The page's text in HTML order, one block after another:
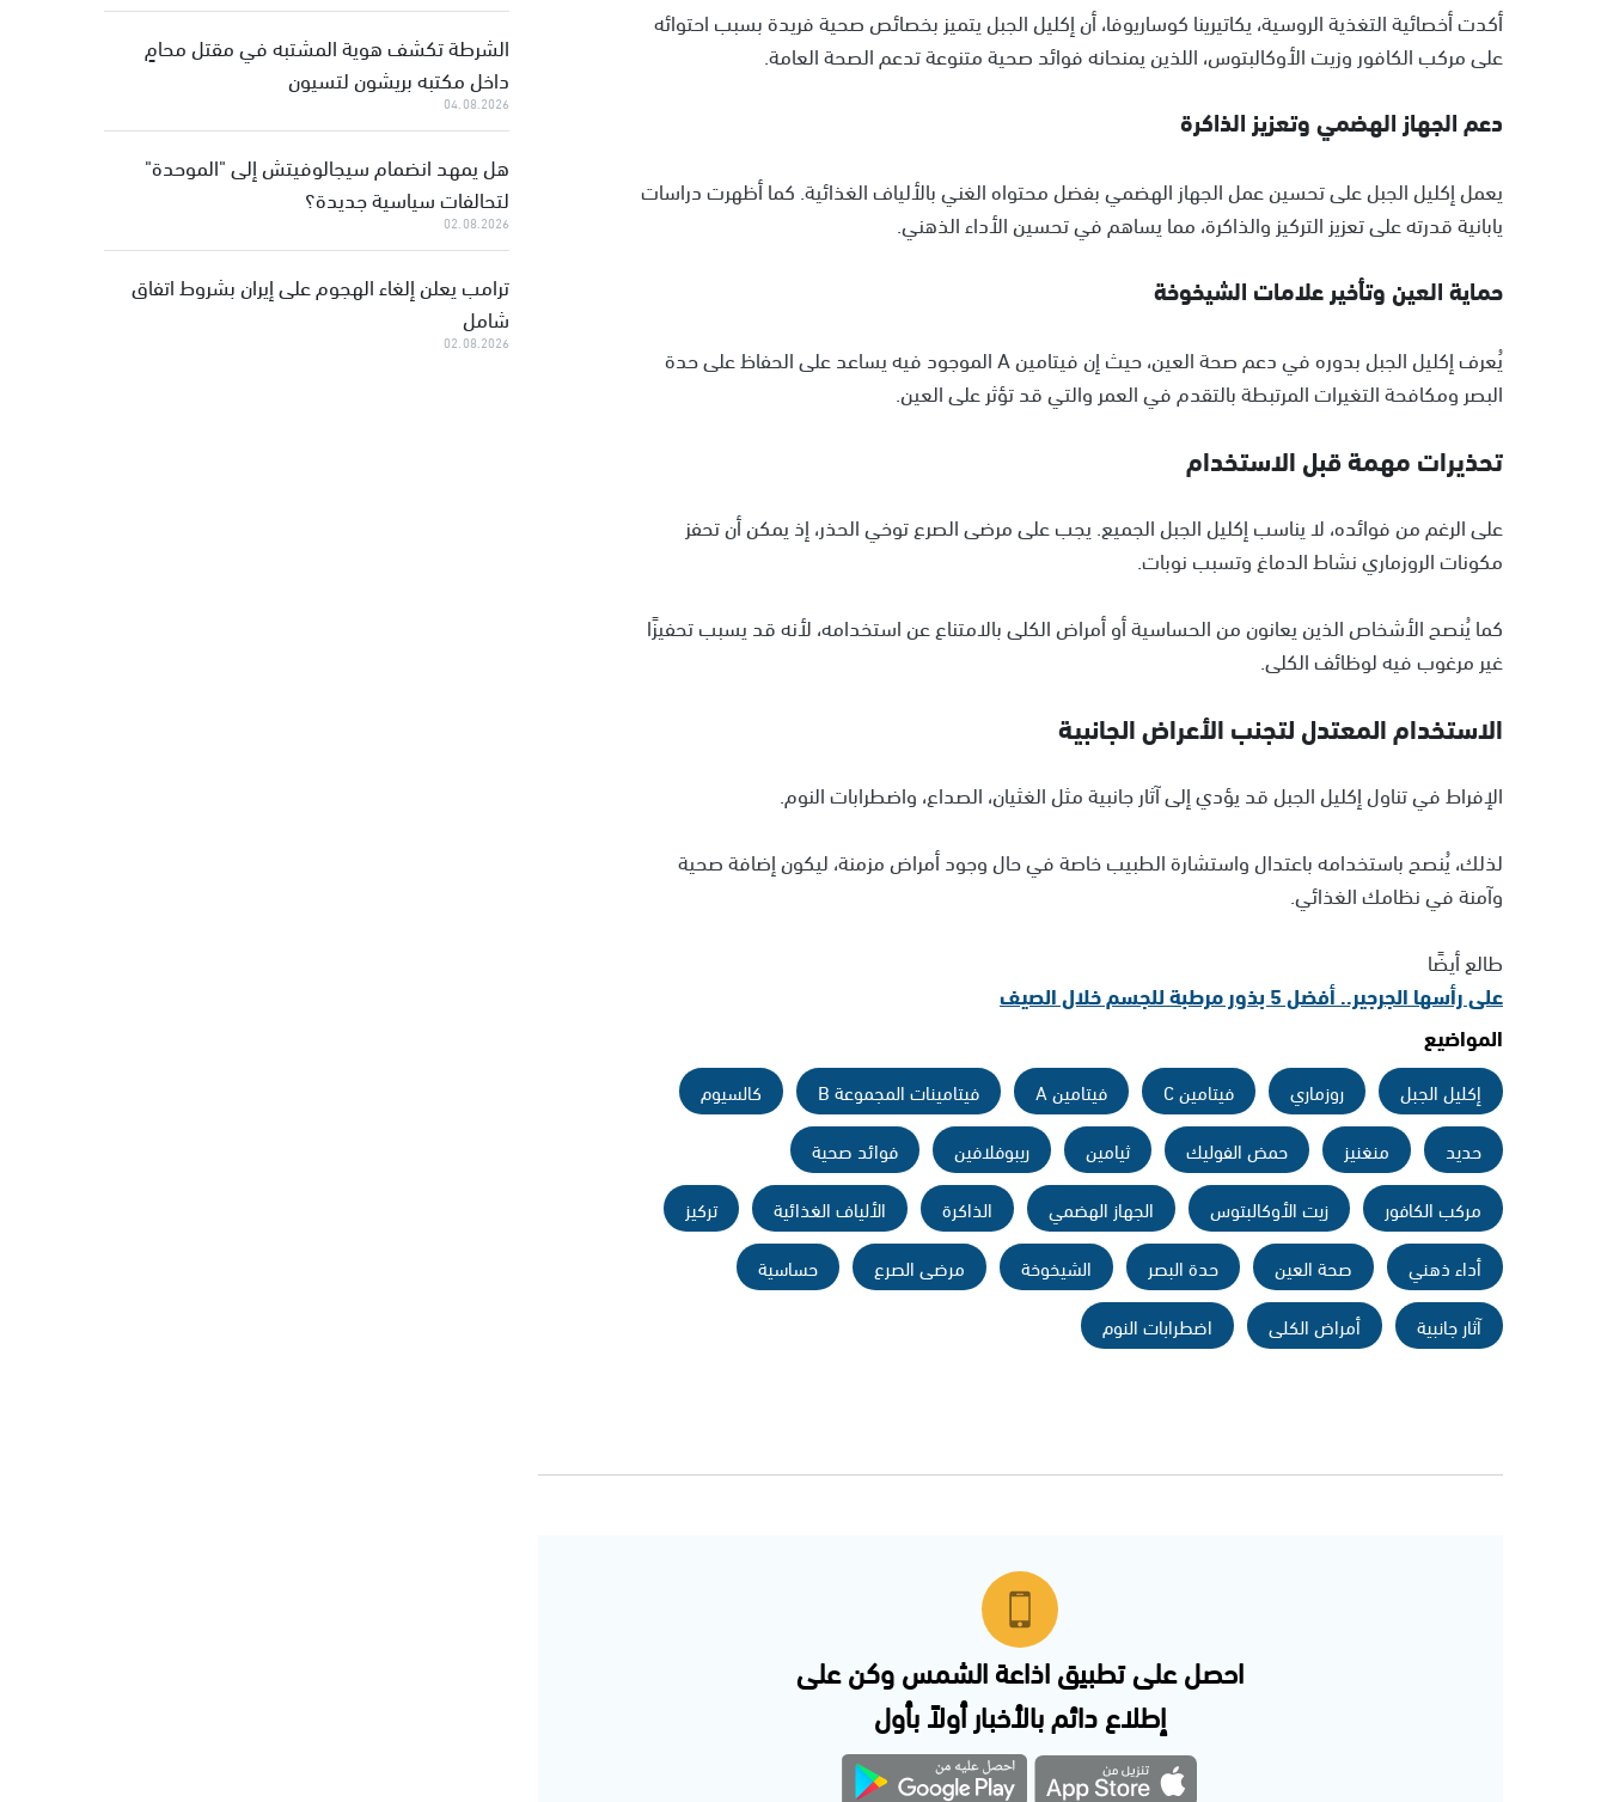
أكدت أخصائية التغذية الروسية، يكاتيرينا كوساريوفا، أن إكليل الجبل يتميز بخصائص صحية فريدة بسبب احتوائه
على مركب الكافور وزيت الأوكالبتوس، اللذين يمنحانه فوائد صحية متنوعة تدعم الصحة العامة.
دعم الجهاز الهضمي وتعزيز الذاكرة
يعمل إكليل الجبل على تحسين عمل الجهاز الهضمي بفضل محتواه الغني بالألياف الغذائية. كما أظهرت دراسات
يابانية قدرته على تعزيز التركيز والذاكرة، مما يساهم في تحسين الأداء الذهني.
حماية العين وتأخير علامات الشيخوخة
يُعرف إكليل الجبل بدوره في دعم صحة العين، حيث إن فيتامين A الموجود فيه يساعد على الحفاظ على حدة
البصر ومكافحة التغيرات المرتبطة بالتقدم في العمر والتي قد تؤثر على العين.
تحذيرات مهمة قبل الاستخدام
على الرغم من فوائده، لا يناسب إكليل الجبل الجميع. يجب على مرضى الصرع توخي الحذر، إذ يمكن أن تحفز
مكونات الروزماري نشاط الدماغ وتسبب نوبات.
كما يُنصح الأشخاص الذين يعانون من الحساسية أو أمراض الكلى بالامتناع عن استخدامه، لأنه قد يسبب تحفيزًا
غير مرغوب فيه لوظائف الكلى.
الاستخدام المعتدل لتجنب الأعراض الجانبية
الإفراط في تناول إكليل الجبل قد يؤدي إلى آثار جانبية مثل الغثيان، الصداع، واضطرابات النوم.
لذلك، يُنصح باستخدامه باعتدال واستشارة الطبيب خاصة في حال وجود أمراض مزمنة، ليكون إضافة صحية
وآمنة في نظامك الغذائي.
طالع أيضًا
على رأسها الجرجير.. أفضل 5 بذور مرطبة للجسم خلال الصيف
المواضيع
إكليل الجبل روزماري فيتامين C فيتامين A فيتامينات المجموعة B
كالسيوم
حديد
منغنيز حمض الفوليك ثيامين ريبوفلافين
فوائد صحية
مركب الكافور
زيت الأوكالبتوس الجهاز الهضمي الذاكرة الألياف الغذائية
تركيز
أداء ذهني
صحة العين حدة البصر الشيخوخة مرضى الصرع
حساسية
آثار جانبية
أمراض الكلى اضطرابات النوم
احصل على تطبيق اذاعة الشمس وكن على
إطلاع دائم بالأخبار أولاً بأول
الشرطة تكشف هوية المشتبه في مقتل محامٍ
داخل مكتبه بريشون لتسيون
04.08.2026
هل يمهد انضمام سيجالوفيتش إلى "الموحدة"
لتحالفات سياسية جديدة؟
02.08.2026
ترامب يعلن إلغاء الهجوم على إيران بشروط اتفاق
شامل
02.08.2026